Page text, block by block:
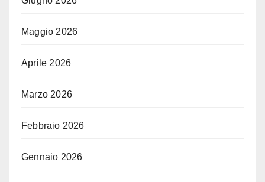
Maggio 2026
Aprile 2026
Marzo 2026
Febbraio 2026
Gennaio 2026